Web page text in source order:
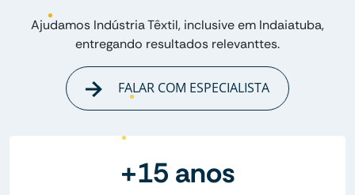
Ajudamos Indústria Têxtil, inclusive em Indaiatuba,
entregando resultados relevanttes.
FALAR COM ESPECIALISTA
+15 anos